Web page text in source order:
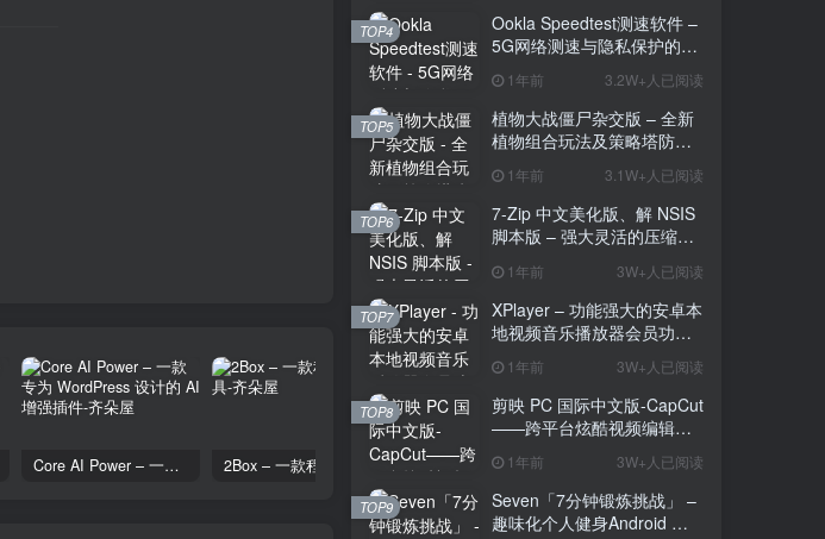
Core AI Power – 一款专为 WordPress 设计的 AI 增强插件 Ookla Speedtest测速软件 – 5G网络测速与隐私保护的多功能工具
Ookla Speedtest测速软件 –
5G网络测速与隐私保护的多
功能工具
1年前 3.2W+人已阅读
TOP4
植物大战僵尸杂交版 – 全新
植物组合玩法及策略塔防的
魅力1年前 3.1W+人已阅读
TOP5
7-Zip 中文美化版、解 NSIS
脚本版 – 强大灵活的压缩与
1年前 3W+人已阅读
TOP6
XPlayer – 功能强大的安卓本
地视频音乐播放器会员功能
1年前 3W+人已阅读
TOP7
剪映 PC 国际中文版-CapCut
——跨平台炫酷视频编辑与
1年前 3W+人已阅读
TOP8
Seven「7分钟锻炼挑战」 –
趣味化个人健身Android 直
TOP9